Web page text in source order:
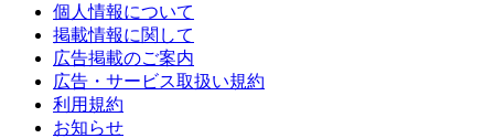
個人情報について
掲載情報に関して
広告掲載のご案内
広告・サービス取扱い規約
利用規約
お知らせ